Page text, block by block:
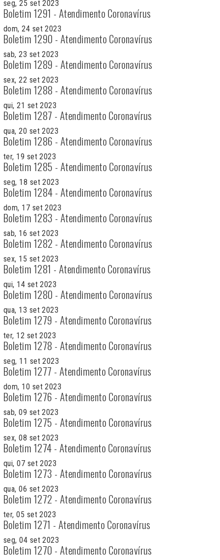
seg, 25 set 2023
Boletim 1291 - Atendimento Coronavírus
dom, 24 set 2023
Boletim 1290 - Atendimento Coronavírus
sab, 23 set 2023
Boletim 1289 - Atendimento Coronavírus
sex, 22 set 2023
Boletim 1288 - Atendimento Coronavírus
qui, 21 set 2023
Boletim 1287 - Atendimento Coronavírus
qua, 20 set 2023
Boletim 1286 - Atendimento Coronavírus
ter, 19 set 2023
Boletim 1285 - Atendimento Coronavírus
seg, 18 set 2023
Boletim 1284 - Atendimento Coronavírus
dom, 17 set 2023
Boletim 1283 - Atendimento Coronavírus
sab, 16 set 2023
Boletim 1282 - Atendimento Coronavírus
sex, 15 set 2023
Boletim 1281 - Atendimento Coronavírus
qui, 14 set 2023
Boletim 1280 - Atendimento Coronavírus
qua, 13 set 2023
Boletim 1279 - Atendimento Coronavírus
ter, 12 set 2023
Boletim 1278 - Atendimento Coronavírus
seg, 11 set 2023
Boletim 1277 - Atendimento Coronavírus
dom, 10 set 2023
Boletim 1276 - Atendimento Coronavírus
sab, 09 set 2023
Boletim 1275 - Atendimento Coronavírus
sex, 08 set 2023
Boletim 1274 - Atendimento Coronavírus
qui, 07 set 2023
Boletim 1273 - Atendimento Coronavírus
qua, 06 set 2023
Boletim 1272 - Atendimento Coronavírus
ter, 05 set 2023
Boletim 1271 - Atendimento Coronavírus
seg, 04 set 2023
Boletim 1270 - Atendimento Coronavírus